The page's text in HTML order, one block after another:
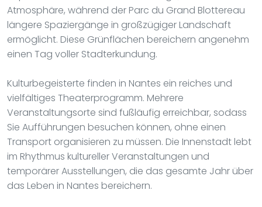
Atmosphäre, während der Parc du Grand Blottereau
längere Spaziergänge in großzügiger Landschaft
ermöglicht. Diese Grünflächen bereichern angenehm
einen Tag voller Stadterkundung.
Kulturbegeisterte finden in Nantes ein reiches und
vielfältiges Theaterprogramm. Mehrere
Veranstaltungsorte sind fußläufig erreichbar, sodass
Sie Aufführungen besuchen können, ohne einen
Transport organisieren zu müssen. Die Innenstadt lebt
im Rhythmus kultureller Veranstaltungen und
temporärer Ausstellungen, die das gesamte Jahr über
das Leben in Nantes bereichern.